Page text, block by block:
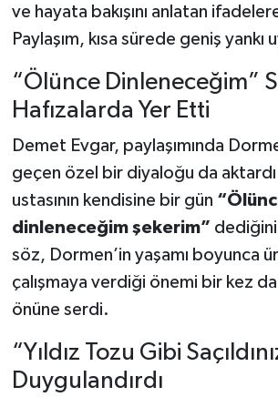
ve hayata bakışını anlatan
Paylaşım, kısa sürede geniş yankı
“Ölünce Dinleneceğim”
Hafızalarda Yer Etti
Demet Evgar, paylaşımında
geçen özel bir diyaloğu da
ustasının kendisine bir gün
dinleneceğim şekerim”
söz, Dormen’in yaşamı boyunca
çalışmaya verdiği önemi bir kez
önüne serdi.
“Yıldız Tozu Gibi
Duygulandırdı